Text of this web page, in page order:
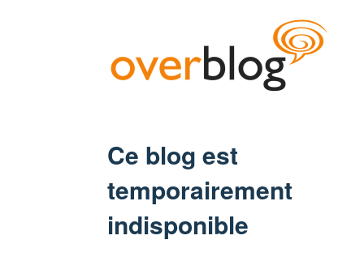
Ce blog est
temporairement
indisponible